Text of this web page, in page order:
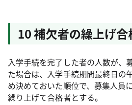
10 補欠者の繰上げ合
入学手続を完了した者の人数が、
た場合は、入学手続期間最終日の
め決めておいた順位で、募集人員
繰り上げて合格者とする。